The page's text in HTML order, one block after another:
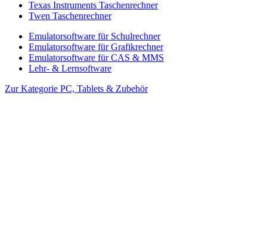
Texas Instruments Taschenrechner
Twen Taschenrechner
Emulatorsoftware für Schulrechner
Emulatorsoftware für Grafikrechner
Emulatorsoftware für CAS & MMS
Lehr- & Lernsoftware
Zur Kategorie PC, Tablets & Zubehör